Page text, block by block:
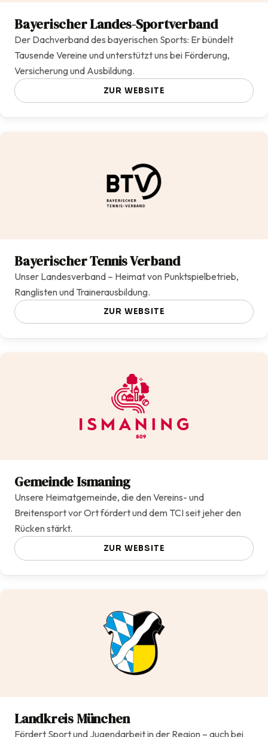
Bayerischer Landes-Sportverband
Der Dachverband des bayerischen Sports: Er bündelt
Tausende Vereine und unterstützt uns bei Förderung,
Versicherung und Ausbildung.
ZUR WEBSITE
Bayerischer Tennis Verband
Unser Landesverband – Heimat von Punktspielbetrieb,
Ranglisten und Trainerausbildung.
ZUR WEBSITE
Gemeinde Ismaning
Unsere Heimatgemeinde, die den Vereins- und
Breitensport vor Ort fördert und dem TCI seit jeher den
Rücken stärkt.
ZUR WEBSITE
Landkreis München
Fördert Sport und Jugendarbeit in der Region – auch bei